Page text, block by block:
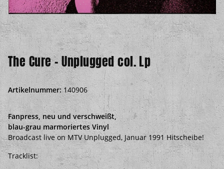
The Cure - Unplugged col. Lp
Artikelnummer:140906
Fanpress, neu und verschweißt,
blau-grau marmoriertes Vinyl
Broadcast live on MTV Unplugged, Januar 1991 Hitscheibe!
Tracklist: